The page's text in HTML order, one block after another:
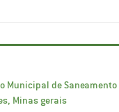
Municipal de Saneamento
Minas gerais